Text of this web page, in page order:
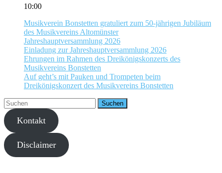
10:00
Musikverein Bonstetten gratuliert zum 50-jährigen Jubiläum
des Musikvereins Altomünster
Jahreshauptversammlung 2026
Einladung zur Jahreshauptversammlung 2026
Ehrungen im Rahmen des Dreikönigskonzerts des
Musikvereins Bonstetten
Auf geht’s mit Pauken und Trompeten beim
Dreikönigskonzert des Musikvereins Bonstetten
Kontakt
Disclaimer